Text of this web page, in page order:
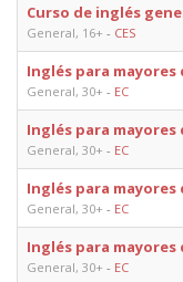
Curso de inglés
General, 16+ - CES
Inglés para mayores
General, 30+ - EC
Inglés para mayores
General, 30+ - EC
Inglés para mayores
General, 30+ - EC
Inglés para mayores
General, 30+ - EC